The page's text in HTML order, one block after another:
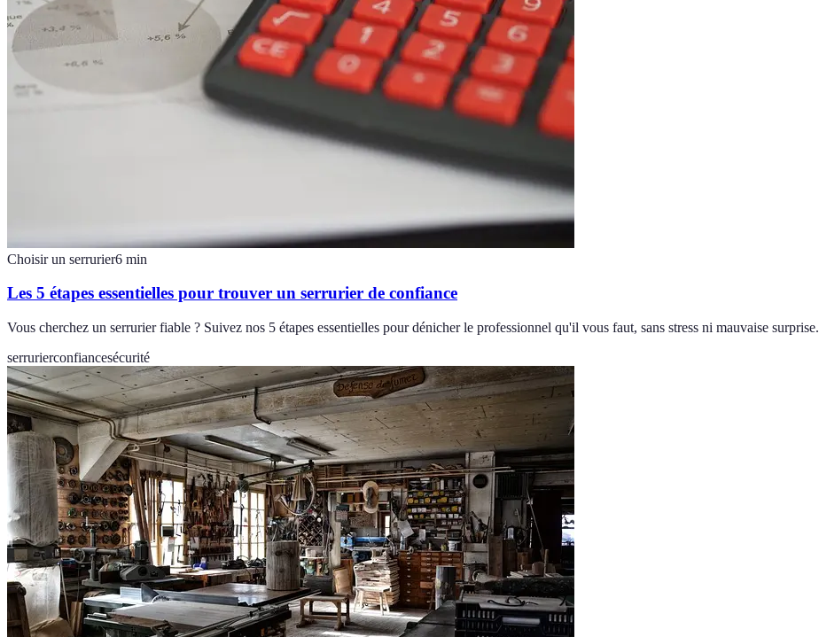
Choisir un serrurier6 min
Les 5 étapes essentielles pour trouver un serrurier de confiance
Vous cherchez un serrurier fiable ? Suivez nos 5 étapes essentielles pour dénicher le professionnel qu'il vous faut, sans stress ni mauvaise surprise.
serrurierconfiancesécurité